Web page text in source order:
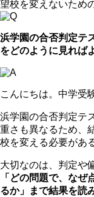
浜学園の合否判定テ
をどのように見れば
こんにちは。中学受
浜学園の合否判定テ
重さも異なるため、
校を変える必要があ
大切なのは、判定や
「どの問題で、な
るか」まで結果を読